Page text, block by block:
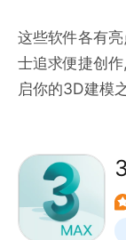
这些软件各有
士追求便捷创
启你的3D建模